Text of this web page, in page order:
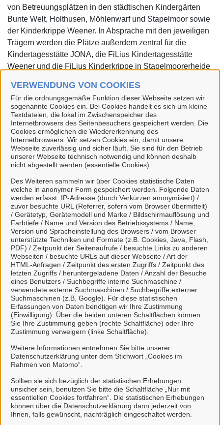
VERWENDUNG VON COOKIES
Für die ordnungsgemäße Funktion dieser Webseite setzen wir
sogenannte Cookies ein. Bei Cookies handelt es sich um kleine
Textdateien, die lokal im Zwischenspeicher des
Internetbrowsers des Seitenbesuchers gespeichert werden. Die
Cookies ermöglichen die Wiedererkennung des
Internetbrowsers. Wir setzen Cookies ein, damit unsere
Webseite zuverlässig und sicher läuft. Sie sind für den Betrieb
unserer Webseite technisch notwendig und können deshalb
nicht abgestellt werden (essentielle Cookies).
Des Weiteren sammeln wir über Cookies statistische Daten
welche in anonymer Form gespeichert werden. Folgende Daten
werden erfasst: IP-Adresse (durch Verkürzen anonymisiert) /
zuvor besuchte URL (Referrer, sofern vom Browser übermittelt)
/ Gerätetyp, Gerätemodell und Marke / Bildschirmauflösung und
Farbtiefe / Name und Version des Betriebssystems / Name,
Version und Spracheinstellung des Browsers / vom Browser
unterstützte Techniken und Formate (z.B. Cookies, Java, Flash,
PDF) / Zeitpunkt der Seitenaufrufe / besuchte Links zu anderen
Webseiten / besuchte URLs auf dieser Webseite / Art der
HTML-Anfragen / Zeitpunkt des ersten Zugriffs / Zeitpunkt des
letzten Zugriffs / heruntergeladene Daten / Anzahl der Besuche
eines Benutzers / Suchbegriffe interne Suchmaschine /
verwendete externe Suchmaschinen / Suchbegriffe externer
Suchmaschinen (z.B. Google). Für diese statistischen
Erfassungen von Daten benötigen wir Ihre Zustimmung
(Einwilligung). Über die beiden unteren Schaltflächen können
Sie Ihre Zustimmung geben (rechte Schaltfläche) oder Ihre
Zustimmung verweigern (linke Schaltfläche).
Weitere Informationen entnehmen Sie bitte unserer
Datenschutzerklärung unter dem Stichwort „Cookies im
Rahmen von Matomo“.
Sollten sie sich bezüglich der statistischen Erhebungen
unsicher sein, benutzen Sie bitte die Schaltfläche „Nur mit
essentiellen Cookies fortfahren“. Die statistischen Erhebungen
können über die Datenschutzerklärung dann jederzeit von
Ihnen, falls gewünscht, nachträglich eingeschaltet werden.
von Betreuungsplätzen in den städtischen Kindergärten
Bunte Welt, Holthusen, Möhlenwarf und Stapelmoor sowie
der Kinderkrippe Weener. In Absprache mit den jeweiligen
Trägern werden die Plätze außerdem zentral für die
Kindertagesstätte JONA, die FiLius Kindertagesstätte
Weener und die FiLius Kinderkrippe in Stapelmoorerheide
derzeit noch im Bau befindlich ist, soll voraussichtlich am
1. Februar 2026 in Betrieb genommen werden.
Voranmeldungen für diese Einrichtung zu eben diesem
Zeitpunkt sind jedoch bereits möglich.
Welche Fristen muss ich beachten?
Links & Onlinedienste
Jetzt Kitaplatz anmelden
Kontakt
Sachgebiet II.1 - Personalwesen,